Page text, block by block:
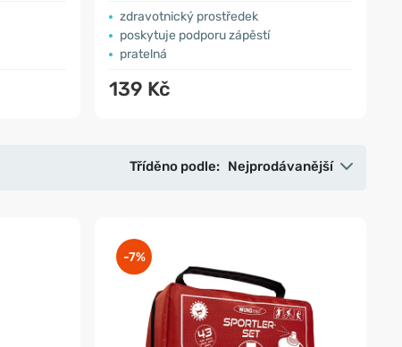
zdravotnický prostředek
poskytuje podporu zápěstí
pratelná
139 Kč
Tříděno podle: Nejprodávanější
-7%